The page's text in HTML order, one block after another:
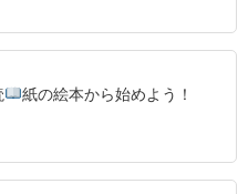
紙の絵本から始めよう！